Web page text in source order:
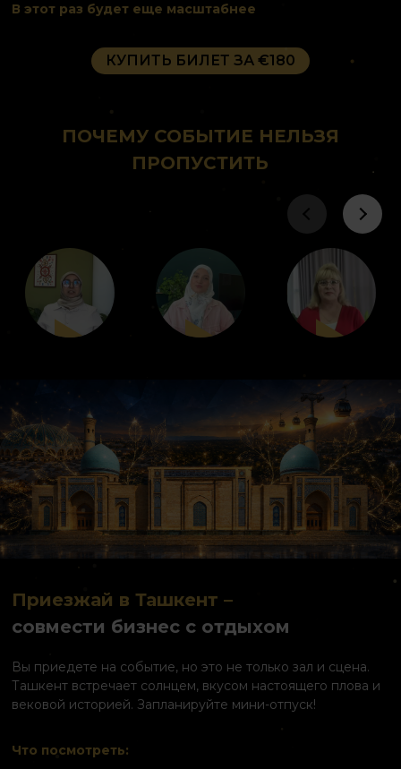
В этот раз будет еще масштабнее
КУПИТЬ БИЛЕТ ЗА €180
ПОЧЕМУ СОБЫТИЕ НЕЛЬЗЯ
ПРОПУСТИТЬ
Приезжай в Ташкент –
совмести бизнес с отдыхом
Вы приедете на событие, но это не только зал и сцена.
Ташкент встречает солнцем, вкусом настоящего плова и
вековой историей. Запланируйте мини-отпуск!
Что посмотреть: